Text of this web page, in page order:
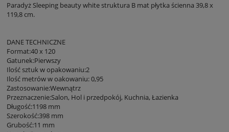
Paradyż Sleeping beauty white struktura B mat płytka ścienna 39,8 x
119,8 cm.
DANE TECHNICZNE
Format:40 x 120
Gatunek:Pierwszy
Ilość sztuk w opakowaniu:2
Ilość metrów w oakowaniu: 0,95
Zastosowanie:Wewnątrz
Przeznaczenie:Salon, Hol i przedpokój, Kuchnia, Łazienka
Długość:1198 mm
Szerokość:398 mm
Grubość:11 mm